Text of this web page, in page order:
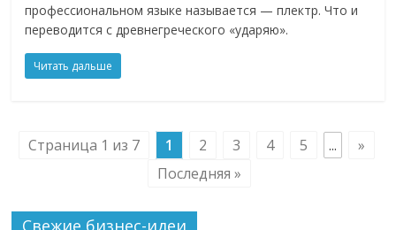
профессиональном языке называется — плектр. Что и
переводится с древнегреческого «ударяю».
Читать дальше
Страница 1 из 7 1 2 3 4 5 ...
»
Последняя »
Свежие бизнес-идеи